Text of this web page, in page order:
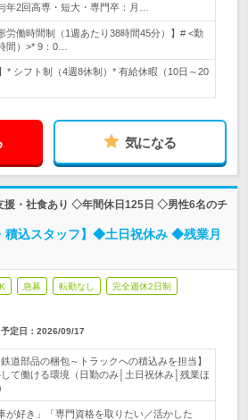
年2回高専・短大・専門卒：月…
労働時間制（1週あたり38時間45分）】# <勤
間）>* 9：0…
* シフト制（4週8休制）* 有給休暇（10日～20
気になる
援・社食あり ◇年間休日125日 ◇男性6名のチ
積込スタッフ】◆土日祝休み ◆残業月
急募 転勤なし 完全週休2日制
定日： 2026/09/17
鉄道部品の梱包～トラックへの積込みを担当】
て働ける環境（日勤のみ│土日祝休み│残業ほ
が好き」「専門資格を取りたい／活かした